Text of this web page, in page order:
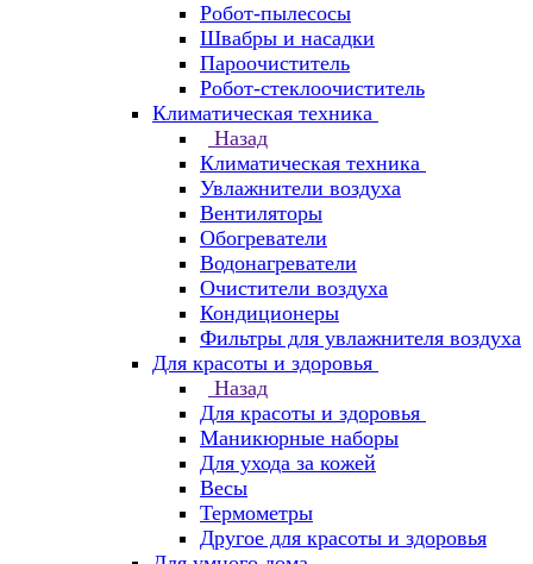
Робот-пылесосы
Швабры и насадки
Пароочиститель
Робот-стеклоочиститель
Климатическая техника
Назад
Климатическая техника
Увлажнители воздуха
Вентиляторы
Обогреватели
Водонагреватели
Очистители воздуха
Кондиционеры
Фильтры для увлажнителя воздуха
Для красоты и здоровья
Назад
Для красоты и здоровья
Маникюрные наборы
Для ухода за кожей
Весы
Термометры
Другое для красоты и здоровья